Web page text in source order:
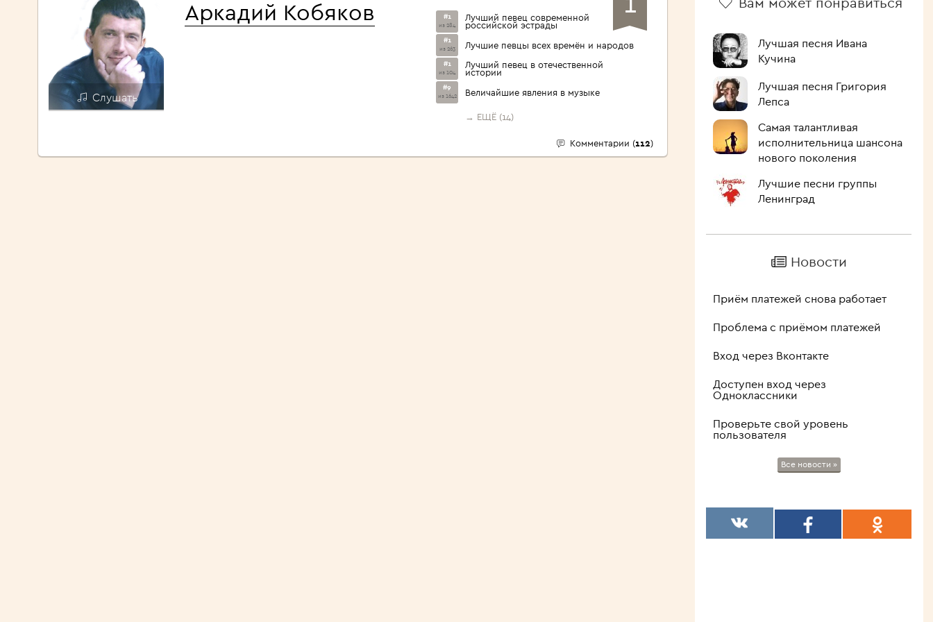
Слушать
Аркадий Кобяков #1
из 284
Лучший певец современной
российской эстрады
#1
из 263 Лучшие певцы всех времён и народов
#1
из 104
Лучший певец в отечественной
истории
#9
из 1642 Величайшие явления в музыке
→ ЕЩЁ (14)
Комментарии (112)
Лучшая песня Ивана
Кучина
Лучшая песня Григория
Лепса
Самая талантливая
исполнительница шансона
нового поколения
Лучшие песни группы
Ленинград
Новости
Приём платежей снова работает
Проблема с приёмом платежей
Вход через Вконтакте
Доступен вход через
Одноклассники
Проверьте свой уровень
пользователя
Все новости »